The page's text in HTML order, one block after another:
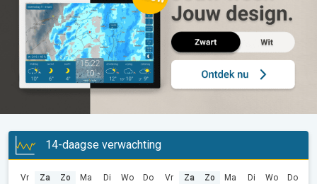
14-daagse verwachting
Vr Za Zo Ma Di Wo Do Vr Za Zo Ma Di Wo Do